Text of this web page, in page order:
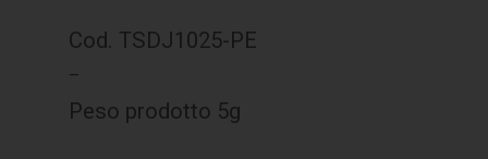
Cod. TSDJ1025-PE
–
Peso prodotto 5g